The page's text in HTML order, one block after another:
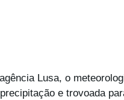
Lusa, o
e trovoada